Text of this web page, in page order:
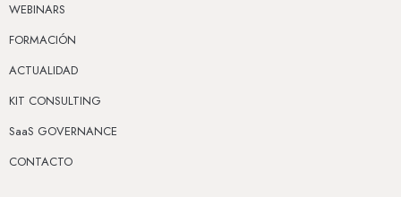
WEBINARS
FORMACIÓN
ACTUALIDAD
KIT CONSULTING
SaaS GOVERNANCE
CONTACTO